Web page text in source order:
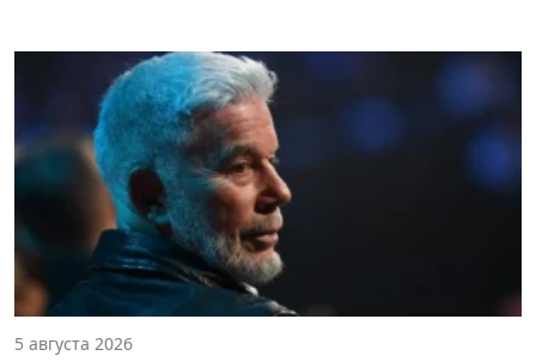
5 августа 2026